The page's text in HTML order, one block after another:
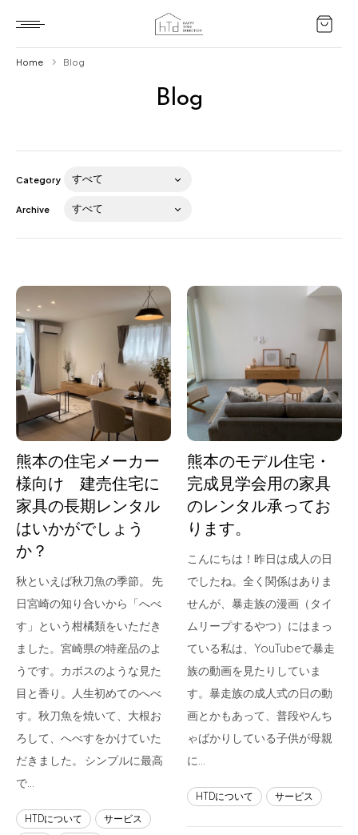
About us
for Business
Recruit
Contact
フラッグシップストア
0965-52-0323
熊本店
096-274-8175
Arv
0965-45-9282
Blog
Home Blog
Category
Archive
熊本の住宅メーカー
様向け 建売住宅に
家具の長期レンタル
はいかがでしょう
か？
秋といえば秋刀魚の季節。 先
日宮崎の知り合いから「へべ
す」という柑橘類をいただき
ました。宮崎県の特産品のよ
うです。カボスのような見た
目と香り。人生初めてのへべ
す。秋刀魚を焼いて、大根お
ろして、へべすをかけていた
だきました。 シンプルに最高
で…
HTDについて
サービス
熊本のモデル住宅・
完成見学会用の家具
のレンタル承ってお
ります。
こんにちは！昨日は成人の日
でしたね。全く関係はありま
せんが、暴走族の漫画（タイ
ムリープするやつ）にはまっ
ている私は、YouTubeで暴走
族の動画を見たりしていま
す。暴走族の成人式の日の動
画とかもあって、普段やんち
ゃばかりしている子供が母親
に…
HTDについて サービス